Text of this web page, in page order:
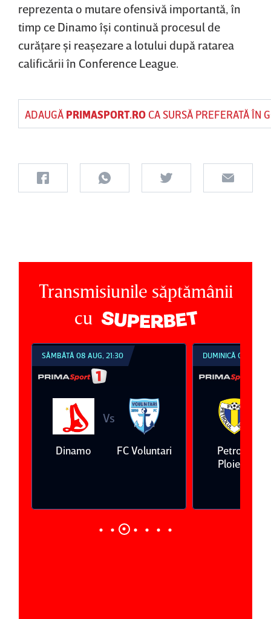
reprezenta o mutare ofensivă importantă, în
timp ce Dinamo îşi continuă procesul de
curăţare şi reaşezare a lotului după ratarea
calificării în Conference League.
ADAUGĂ PRIMASPORT.ROCA SURSĂ PREFERATĂ ÎN
Transmisiunile săptămânii
cu
SÂMBĂTĂ 08 AUG, 21:30
Dinamo
Vs
FC Voluntari
DUMINICĂ 09 AUG,
Petrolul
Ploieşti